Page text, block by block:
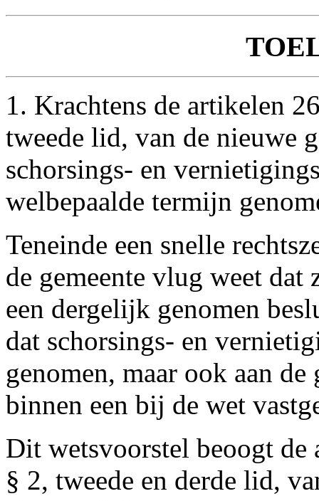
1. Krachtens de artikelen
tweede lid, van de nieuwe
schorsings- en
welbepaalde termijn
Teneinde een snelle
de gemeente vlug weet dat
een dergelijk genomen
dat schorsings- en
genomen, maar ook aan
binnen een bij de wet
Dit wetsvoorstel beoogt
§ 2, tweede en derde lid,